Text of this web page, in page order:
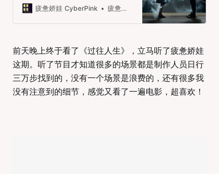
Nora（由Greta Lee饰演）和童年时
台午饰演）因移民原因分开二十年
疲惫娇娃 CyberPink 疲惫娇娃 CyberPink
前天晚上终于看了《过往人生》，立马听了疲惫娇娃
这期。听了节目才知道很多的场景都是制作人员日行
三万步找到的，没有一个场景是浪费的，还有很多我
没有注意到的细节，感觉又看了一遍电影，超喜欢！